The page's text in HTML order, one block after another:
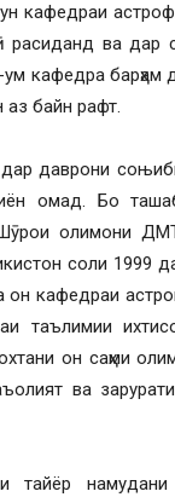
кафедраи
ва дар
ум кафедра
аз байн рафт.
даврони
омад. Бо
олимони
соли 1999
кафедраи
таълимии
он саҳми
ва
намудани